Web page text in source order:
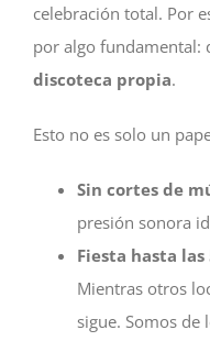
celebración total. Por
por algo fundamental:
discoteca propia.
Esto no es solo un
Sin cortes de
presión sonora
Fiesta hasta
Mientras otros
sigue. Somos de